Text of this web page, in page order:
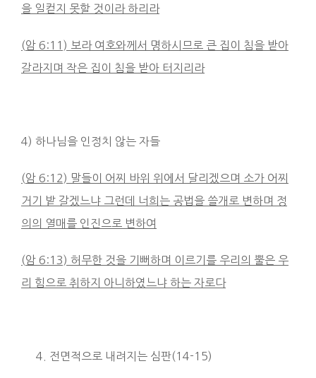
을 일컫지 못할 것이라 하리라
(암 6:11) 보라 여호와께서 명하시므로 큰 집이 침을 받아
갈라지며 작은 집이 침을 받아 터지리라
4) 하나님을 인정치 않는 자들
(암 6:12) 말들이 어찌 바위 위에서 달리겠으며 소가 어찌
거기 밭 갈겠느냐 그런데 너희는 공법을 쓸개로 변하며 정
의의 열매를 인진으로 변하여
(암 6:13) 허무한 것을 기뻐하며 이르기를 우리의 뿔은 우
리 힘으로 취하지 아니하였느냐 하는 자로다
전면적으로 내려지는 심판(14-15)